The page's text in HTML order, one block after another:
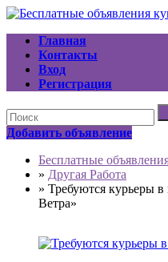
Главная
Контакты
Вход
Регистрация
Добавить объявление
Бесплатные
» Другая Работа
» Требуются курьеры
Ветра»